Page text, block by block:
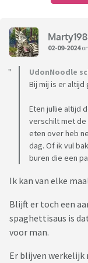
'iedereen kan
02-09-2024
UdonNoodle
Bij mij is er
Eten jullie altijd
verschilt met de
eten over heb
dag. Of ik vul
buren die een
Ik kan van elke
Blijft er toch een
spaghettisaus is
voor man.
Er blijven